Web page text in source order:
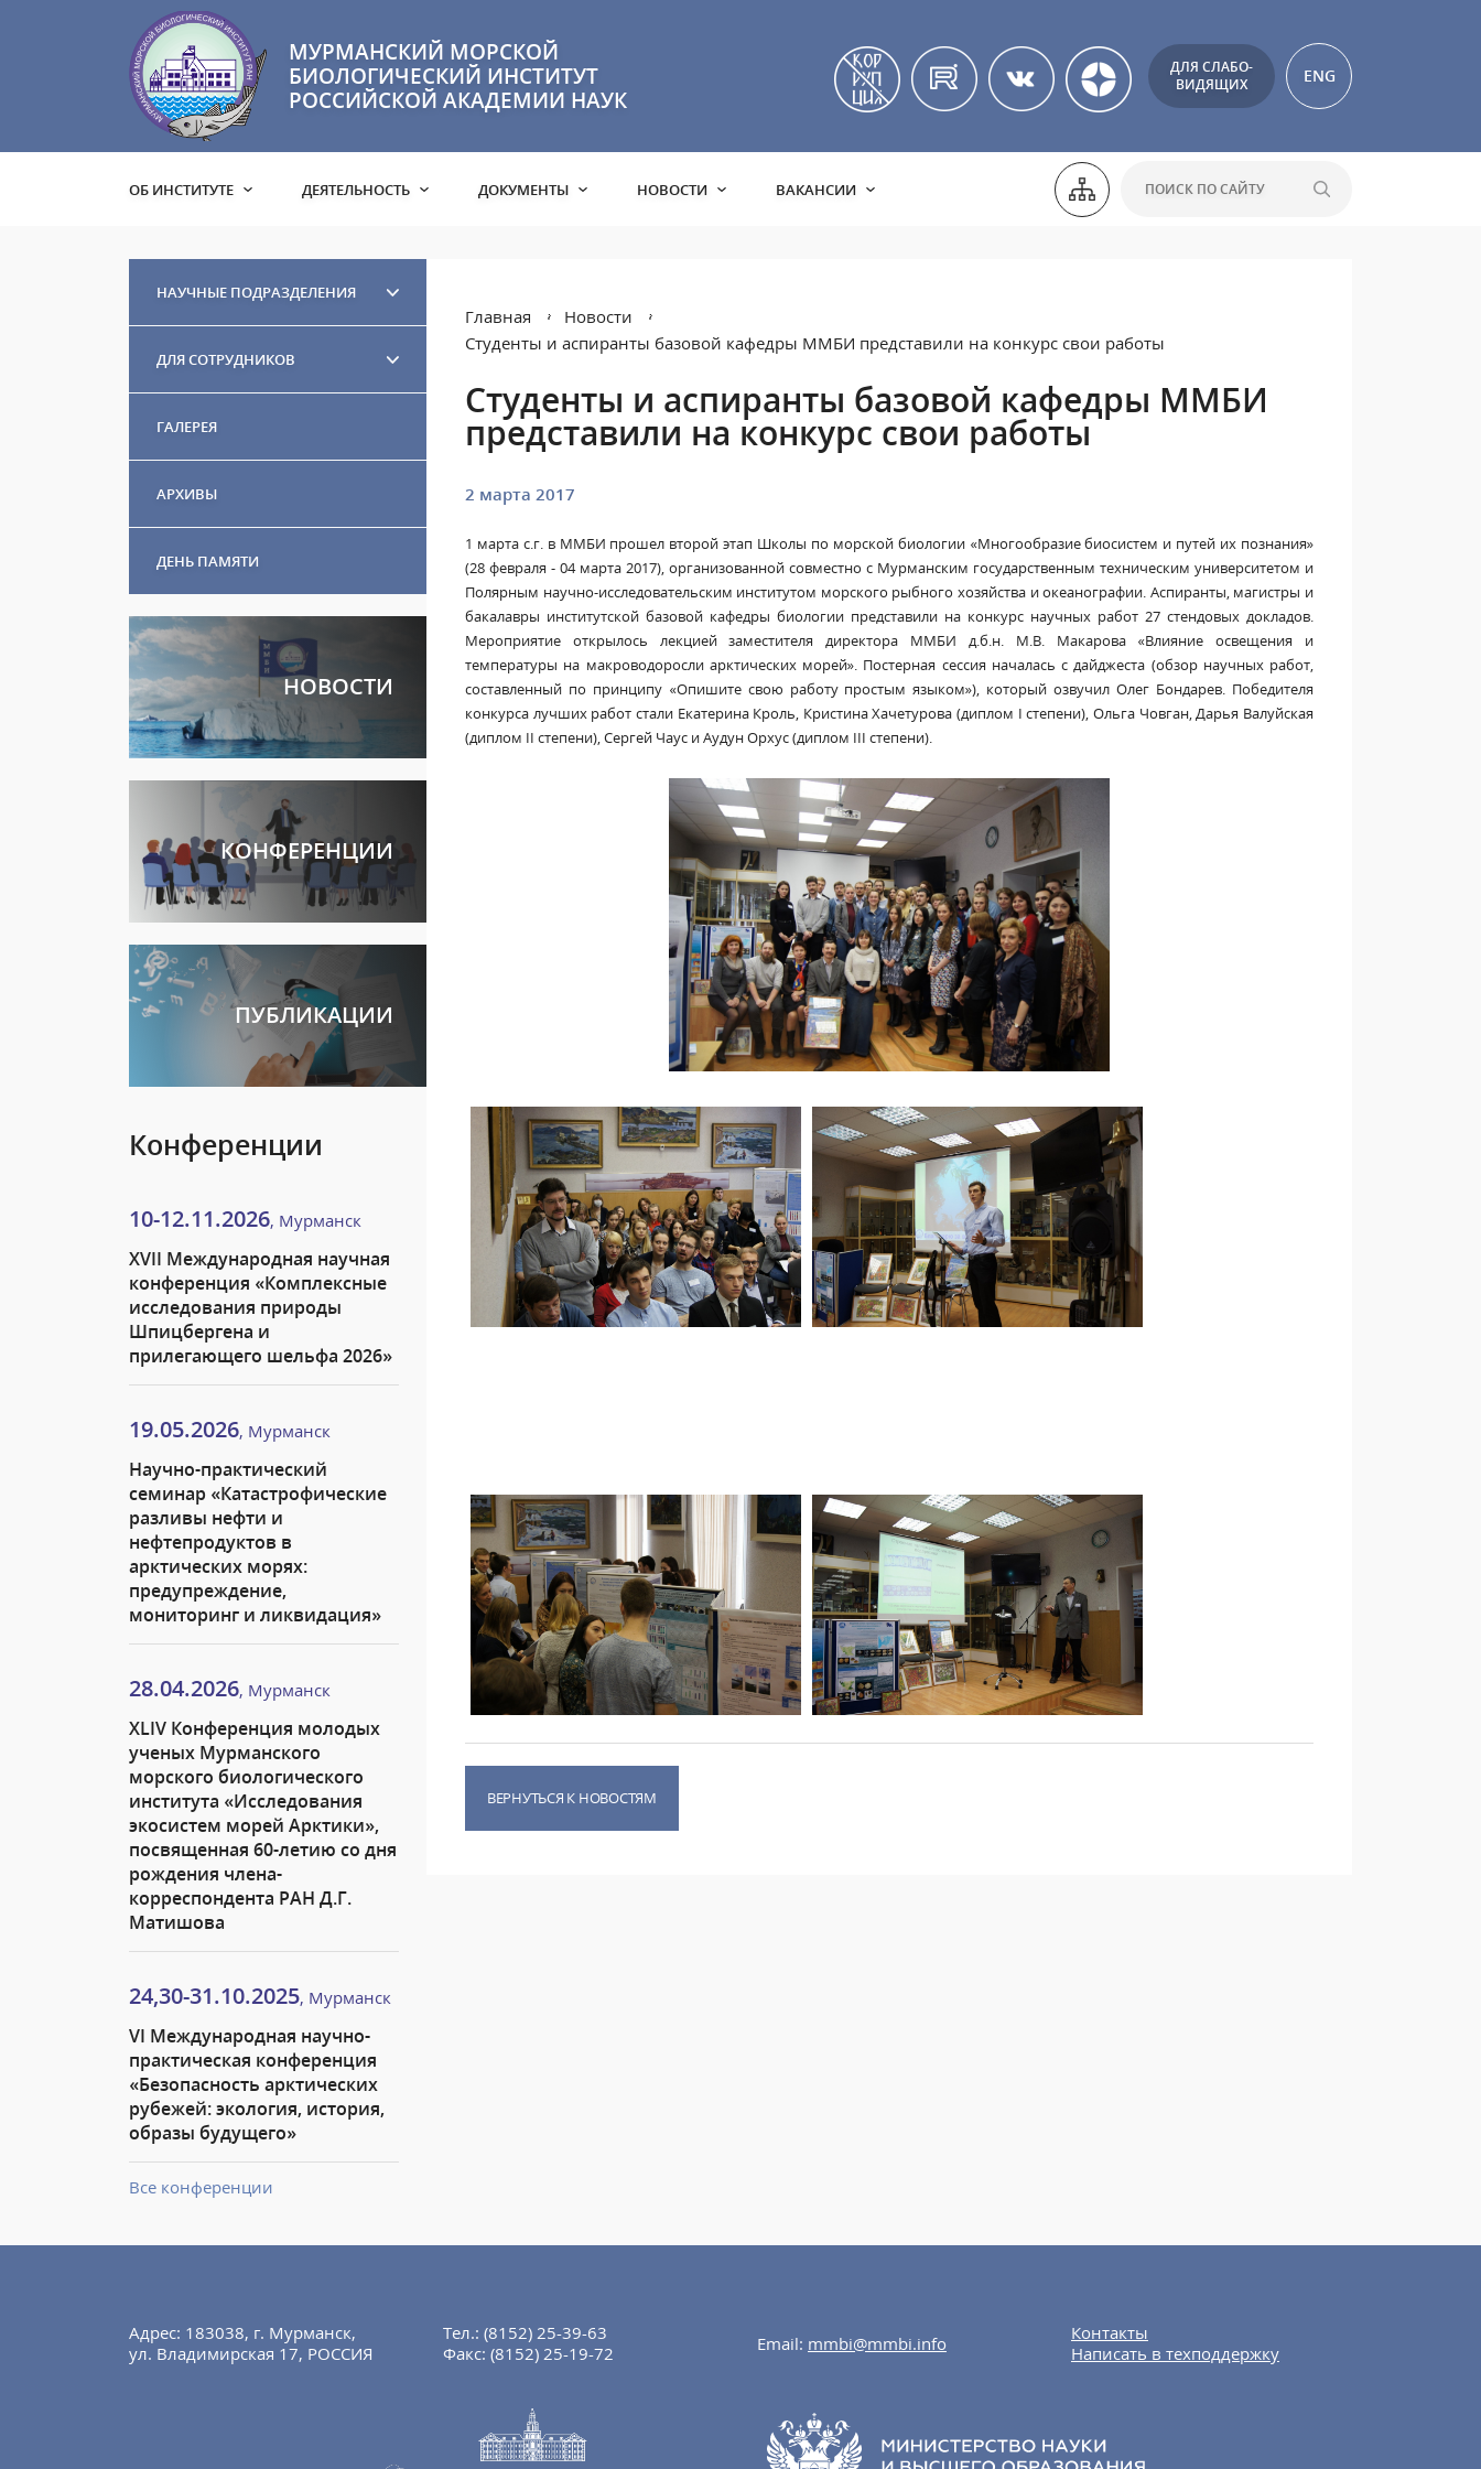
МУРМАНСКИЙ МОРСКОЙ
БИОЛОГИЧЕСКИЙ ИНСТИТУТ
РОССИЙСКОЙ АКАДЕМИИ НАУК
ДЛЯ СЛАБО-
ВИДЯЩИХ
ENG
ОБ ИНСТИТУТЕ ДЕЯТЕЛЬНОСТЬ ДОКУМЕНТЫ НОВОСТИ ВАКАНСИИ
НАУЧНЫЕ ПОДРАЗДЕЛЕНИЯ
ДЛЯ СОТРУДНИКОВ
ГАЛЕРЕЯ
АРХИВЫ
ДЕНЬ ПАМЯТИ
НОВОСТИ
КОНФЕРЕНЦИИ
ПУБЛИКАЦИИ
Конференции
10-12.11.2026, Мурманск
XVII Международная научная
конференция «Комплексные
исследования природы
Шпицбергена и
прилегающего шельфа 2026»
19.05.2026, Мурманск
Научно-практический
семинар «Катастрофические
разливы нефти и
нефтепродуктов в
арктических морях:
предупреждение,
мониторинг и ликвидация»
28.04.2026, Мурманск
XLIV Конференция молодых
ученых Мурманского
морского биологического
института «Исследования
экосистем морей Арктики»,
посвященная 60-летию со дня
рождения члена-
корреспондента РАН Д.Г.
Матишова
24,30-31.10.2025, Мурманск
VI Международная научно-
практическая конференция
«Безопасность арктических
рубежей: экология, история,
образы будущего»
Все конференции
Главная
Новости
Студенты и аспиранты базовой кафедры ММБИ представили на конкурс свои работы
Студенты и аспиранты базовой кафедры ММБИ
представили на конкурс свои работы
2 марта 2017
1 марта с.г. в ММБИ прошел второй этап Школы по морской биологии «Многообразие биосистем и путей их познания»
(28 февраля - 04 марта 2017), организованной совместно с Мурманским государственным техническим университетом и
Полярным научно-исследовательским институтом морского рыбного хозяйства и океанографии. Аспиранты, магистры и
бакалавры институтской базовой кафедры биологии представили на конкурс научных работ 27 стендовых докладов.
Мероприятие открылось лекцией заместителя директора ММБИ д.б.н. М.В. Макарова «Влияние освещения и
температуры на макроводоросли арктических морей». Постерная сессия началась с дайджеста (обзор научных работ,
составленный по принципу «Опишите свою работу простым языком»), который озвучил Олег Бондарев. Победителя
конкурса лучших работ стали Екатерина Кроль, Кристина Хачетурова (диплом I степени), Ольга Човган, Дарья Валуйская
(диплом II степени), Сергей Чаус и Аудун Орхус (диплом III степени).
ВЕРНУТЬСЯ К НОВОСТЯМ
Адрес: 183038, г. Мурманск,
ул. Владимирская 17, РОССИЯ
Тел.: (8152) 25-39-63
Факс: (8152) 25-19-72 Email: mmbi@mmbi.info
Контакты
Написать в техподдержку